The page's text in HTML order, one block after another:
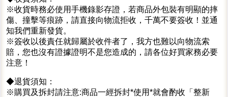
※收貨時務必使用手機錄影存證，若商品外包裝有明顯的摔
傷、撞擊等痕跡，請直接向物流拒收，千萬不要簽收！並通
知我們重新發貨。
※簽收以後責任就歸屬於收件者了，我方也難以向物流索
賠，您也沒有證據證明不是您造成的，請各位好買家務必要
注意！
◆退貨須知：
※購買及拆封請注意:商品一經拆封*使用*就會酌收「整新